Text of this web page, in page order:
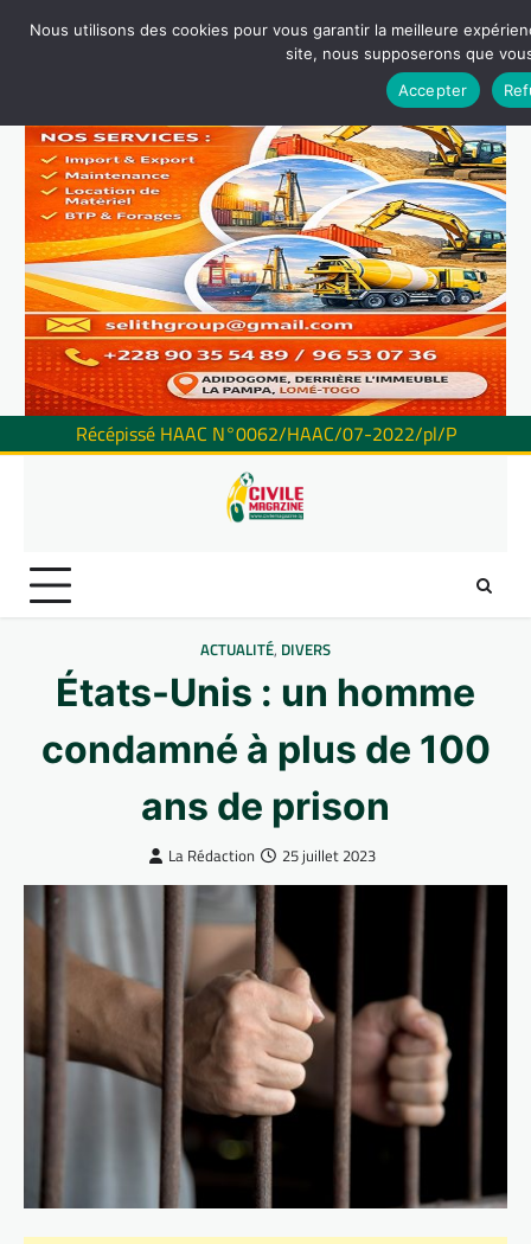
Récépissé HAAC N°0062/HAAC/07-2022/pl/P
ACTUALITÉ, DIVERS
États-Unis : un homme
condamné à plus de 100
ans de prison
La Rédaction 25 juillet 2023
Nous utilisons des cookies pour vous garantir la meilleure
site, nous supposerons que
Accepter